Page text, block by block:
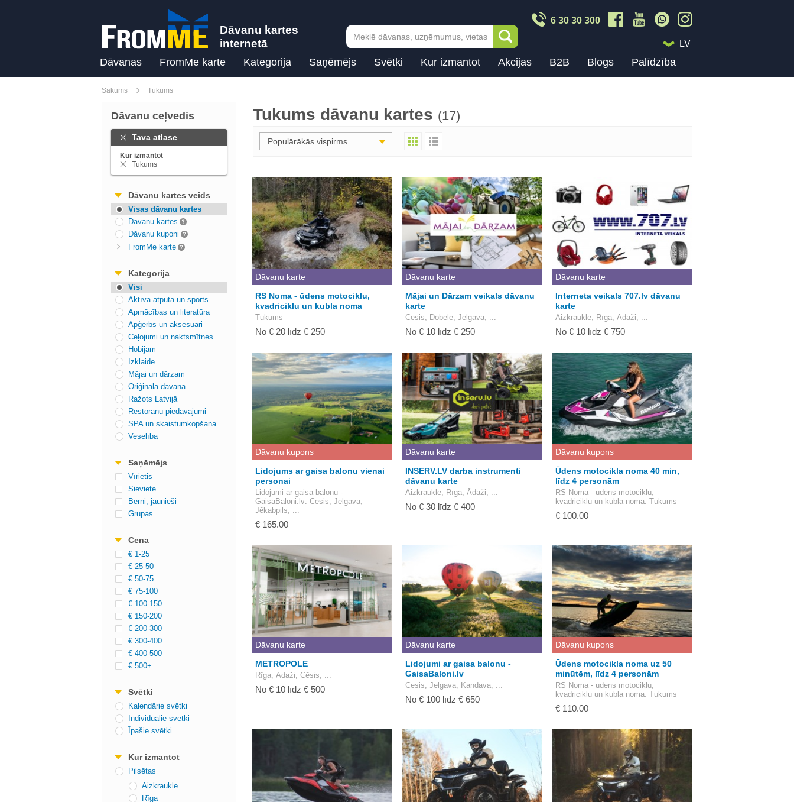
Dāvanu kartes
internetā
6 30 30 300
LV
Dāvanas FromMe karte Kategorija Saņēmējs Svētki Kur izmantot Akcijas B2B Blogs Palīdzība
Sākums Tukums
Dāvanu ceļvedis
Tava atlase
Kur izmantot
Tukums
Dāvanu kartes veids
Visas dāvanu kartes
Dāvanu kartes
Dāvanu kuponi
FromMe karte
Kategorija
Visi
Aktīvā atpūta un sports
Apmācības un literatūra
Apģērbs un aksesuāri
Ceļojumi un naktsmītnes
Hobijam
Izklaide
Mājai un dārzam
Oriģināla dāvana
Ražots Latvijā
Restorānu piedāvājumi
SPA un skaistumkopšana
Veselība
Saņēmējs
Vīrietis
Sieviete
Bērni, jaunieši
Grupas
Cena
€ 1-25
€ 25-50
€ 50-75
€ 75-100
€ 100-150
€ 150-200
€ 200-300
€ 300-400
€ 400-500
€ 500+
Svētki
Kalendārie svētki
Individuālie svētki
Īpašie svētki
Kur izmantot
Pilsētas
Aizkraukle
Rīga
Tukums dāvanu kartes (17)
Populārākās vispirms
Dāvanu karte
RS Noma - ūdens motociklu,
kvadriciklu un kubla noma
Tukums
No € 20 līdz € 250
Dāvanu karte
Mājai un Dārzam veikals dāvanu
karte
Cēsis, Dobele, Jelgava, ...
No € 10 līdz € 250
Dāvanu karte
Interneta veikals 707.lv dāvanu
karte
Aizkraukle, Rīga, Ādaži, ...
No € 10 līdz € 750
Dāvanu kupons
Lidojums ar gaisa balonu vienai
personai
Lidojumi ar gaisa balonu -
GaisaBaloni.lv: Cēsis, Jelgava,
Jēkabpils, ...
€ 165.00
Dāvanu karte
INSERV.LV darba instrumenti
dāvanu karte
Aizkraukle, Rīga, Ādaži, ...
No € 30 līdz € 400
Dāvanu kupons
Ūdens motocikla noma 40 min,
līdz 4 personām
RS Noma - ūdens motociklu,
kvadriciklu un kubla noma: Tukums
€ 100.00
Dāvanu karte
METROPOLE
Rīga, Ādaži, Cēsis, ...
No € 10 līdz € 500
Dāvanu karte
Lidojumi ar gaisa balonu -
GaisaBaloni.lv
Cēsis, Jelgava, Kandava, ...
No € 100 līdz € 650
Dāvanu kupons
Ūdens motocikla noma uz 50
minūtēm, līdz 4 personām
RS Noma - ūdens motociklu,
kvadriciklu un kubla noma: Tukums
€ 110.00